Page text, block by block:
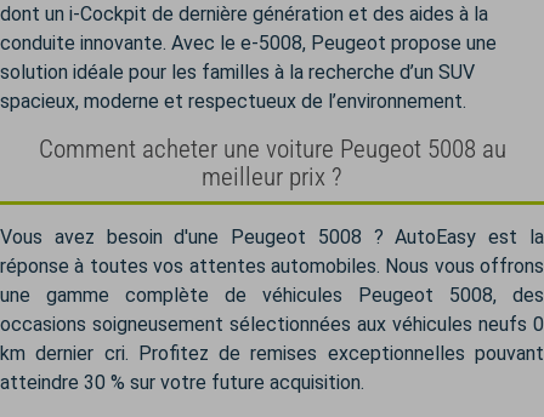
dont un i-Cockpit de dernière génération et des aides à la
conduite innovante. Avec le e-5008, Peugeot propose une
solution idéale pour les familles à la recherche d’un SUV
spacieux, moderne et respectueux de l’environnement.
Comment acheter une voiture Peugeot 5008 au
meilleur prix ?
Vous avez besoin d'une Peugeot 5008 ? AutoEasy est la
réponse à toutes vos attentes automobiles. Nous vous offrons
une gamme complète de véhicules Peugeot 5008, des
occasions soigneusement sélectionnées aux véhicules neufs 0
km dernier cri. Profitez de remises exceptionnelles pouvant
atteindre 30 % sur votre future acquisition.